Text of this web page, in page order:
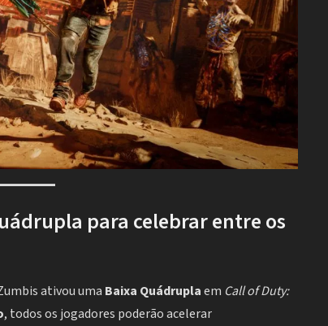
para celebrar entre os
ativou uma Baixa Quádruplaem Call of Duty:
, todos os jogadores poderão acelerar